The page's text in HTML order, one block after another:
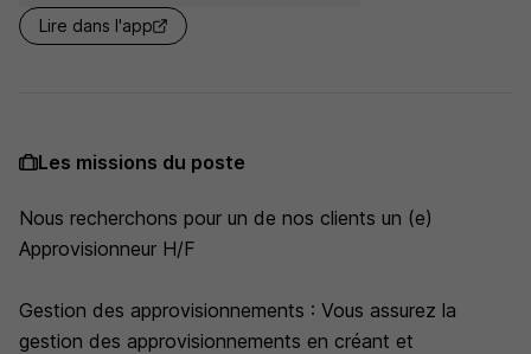
Lire dans l'app
Les missions du poste
Nous recherchons pour un de nos clients un (e)
Approvisionneur H/F
Gestion des approvisionnements : Vous assurez la
gestion des approvisionnements en créant et